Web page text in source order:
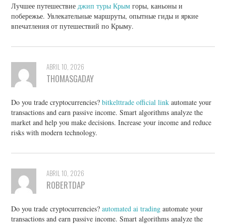
Лучшее путешествиеджип туры Крым горы, каньоны и
побережье. Увлекательные маршруты, опытные гиды и яркие
впечатления от путешествий по Крыму.
ABRIL 10, 2026
THOMASGADAY
Do you trade cryptocurrencies?bitkelttrade official link automate your
transactions and earn passive income. Smart algorithms analyze the
market and help you make decisions. Increase your income and reduce
risks with modern technology.
ABRIL 10, 2026
ROBERTDAP
Do you trade cryptocurrencies?automated ai trading automate your
transactions and earn passive income. Smart algorithms analyze the